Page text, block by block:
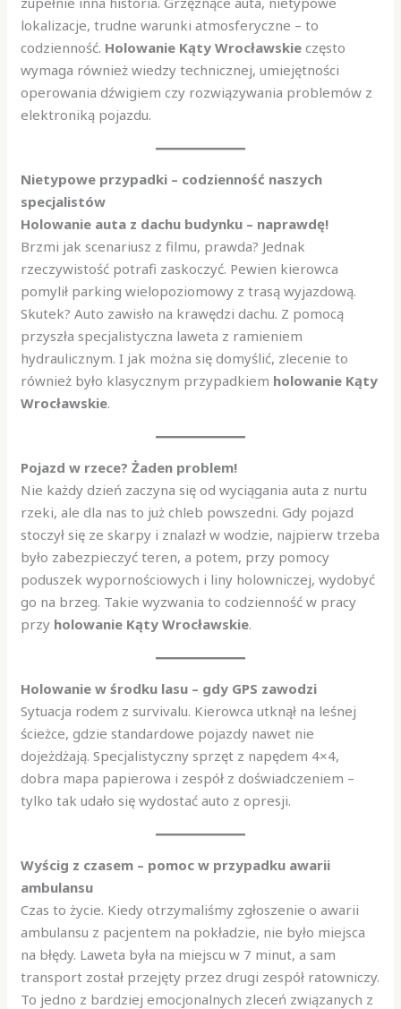
lokalizacje, trudne warunki atmosferyczne – to
codzienność. Holowanie Kąty Wrocławskie często
wymaga również wiedzy technicznej, umiejętności
operowania dźwigiem czy rozwiązywania problemów z
elektroniką pojazdu.
Nietypowe przypadki – codzienność naszych
specjalistów
Holowanie auta z dachu budynku – naprawdę!
Brzmi jak scenariusz z filmu, prawda? Jednak
rzeczywistość potrafi zaskoczyć. Pewien kierowca
pomylił parking wielopoziomowy z trasą wyjazdową.
Skutek? Auto zawisło na krawędzi dachu. Z pomocą
przyszła specjalistyczna laweta z ramieniem
hydraulicznym. I jak można się domyślić, zlecenie to
również było klasycznym przypadkiem holowanie Kąty
Wrocławskie.
Pojazd w rzece? Żaden problem!
Nie każdy dzień zaczyna się od wyciągania auta z nurtu
rzeki, ale dla nas to już chleb powszedni. Gdy pojazd
stoczył się ze skarpy i znalazł w wodzie, najpierw trzeba
było zabezpieczyć teren, a potem, przy pomocy
poduszek wypornościowych i liny holowniczej, wydobyć
go na brzeg. Takie wyzwania to codzienność w pracy
przy holowanie Kąty Wrocławskie.
Holowanie w środku lasu – gdy GPS zawodzi
Sytuacja rodem z survivalu. Kierowca utknął na leśnej
ścieżce, gdzie standardowe pojazdy nawet nie
dojeżdżają. Specjalistyczny sprzęt z napędem 4×4,
dobra mapa papierowa i zespół z doświadczeniem –
tylko tak udało się wydostać auto z opresji.
Wyścig z czasem – pomoc w przypadku awarii
ambulansu
Czas to życie. Kiedy otrzymaliśmy zgłoszenie o awarii
ambulansu z pacjentem na pokładzie, nie było miejsca
na błędy. Laweta była na miejscu w 7 minut, a sam
transport został przejęty przez drugi zespół ratowniczy.
To jedno z bardziej emocjonalnych zleceń związanych z